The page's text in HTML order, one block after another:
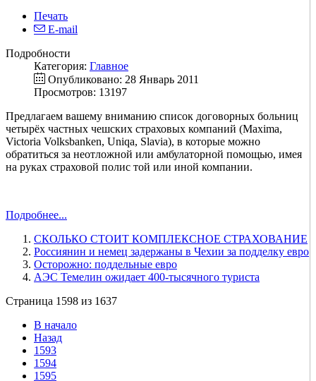
Печать
E-mail
Подробности
Категория: Главное
Опубликовано: 28 Январь 2011
Просмотров: 13197
Предлагаем вашему вниманию список договорных больниц
четырёх частных чешских страховых компаний (Maxima,
Victoria Volksbanken, Uniqa, Slavia), в которые можно
обратиться за неотложной или амбулаторной помощью, имея
на руках страховой полис той или иной компании.
Подробнее...
СКОЛЬКО СТОИТ КОМПЛЕКСНОЕ СТРАХОВАНИЕ
Россиянин и немец задержаны в Чехии за подделку евро
Осторожно: поддельные евро
АЭС Темелин ожидает 400-тысячного туриста
Страница 1598 из 1637
В начало
Назад
1593
1594
1595